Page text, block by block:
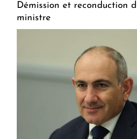
Démission et reconduction
ministre